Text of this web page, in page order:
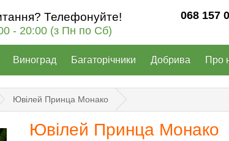
Телефонуйте!
- 20:00 (з Пн по Сб)
068 157
Виноград Багаторічники Добрива Про
Ювілей Принца Монако
Ювілей Принца Монако